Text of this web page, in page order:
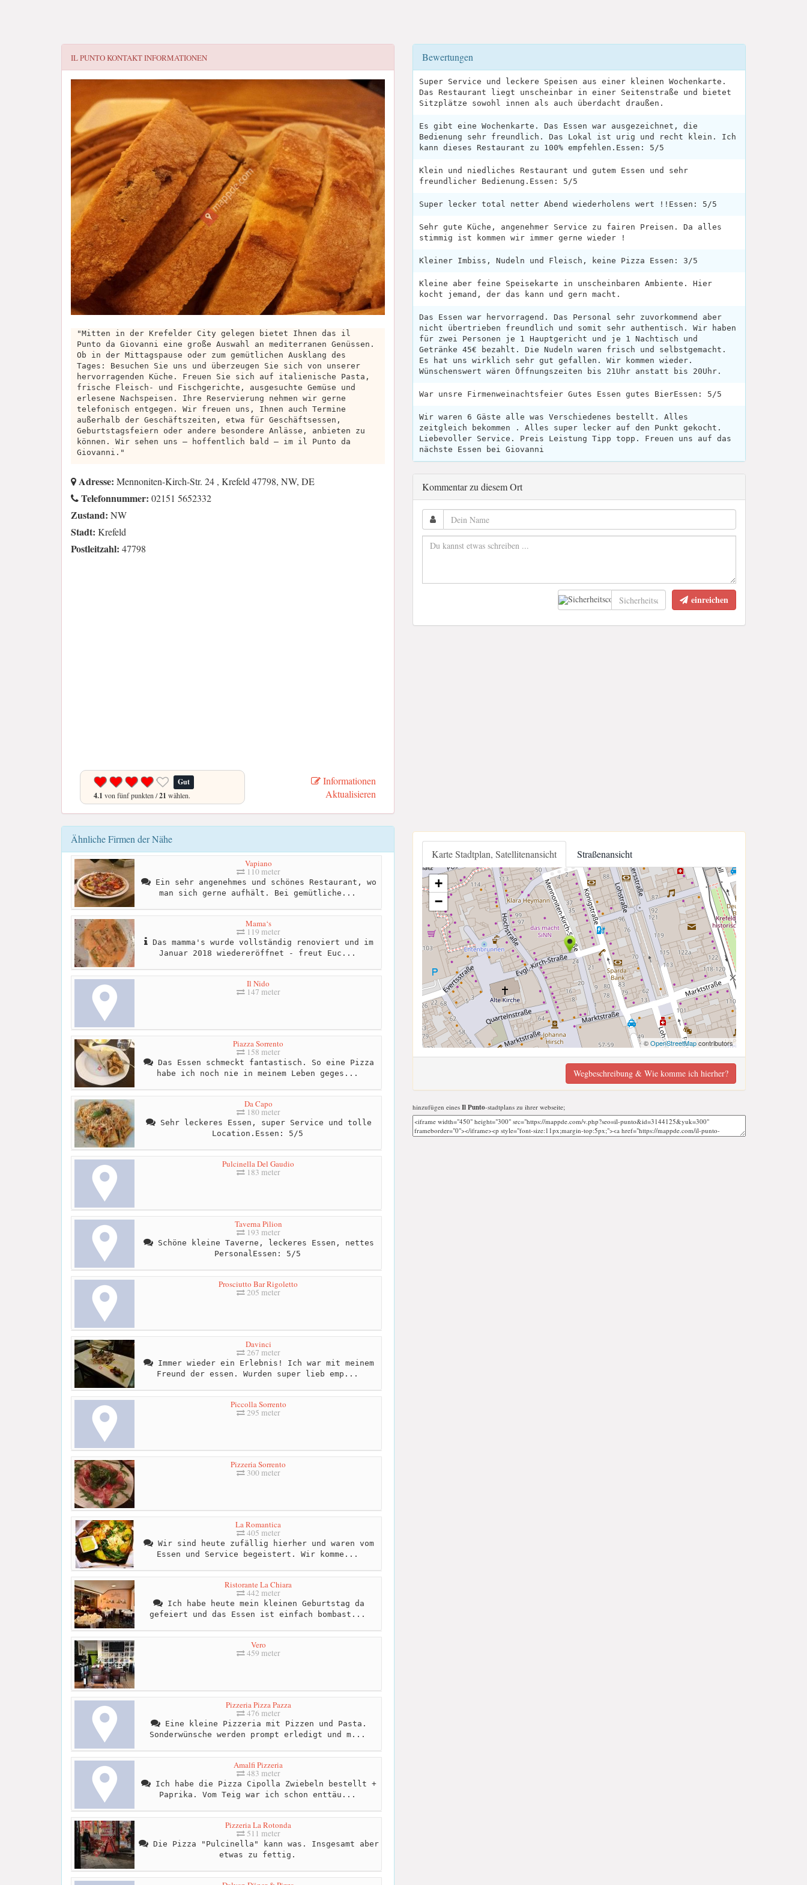
IL PUNTOKONTAKT INFORMATIONEN
"Mitten in der Krefelder City gelegen bietet Ihnen das il
Punto da Giovanni eine große Auswahl an mediterranen Genüssen.
Ob in der Mittagspause oder zum gemütlichen Ausklang des
Tages: Besuchen Sie uns und überzeugen Sie sich von unserer
hervorragenden Küche. Freuen Sie sich auf italienische Pasta,
frische Fleisch- und Fischgerichte, ausgesuchte Gemüse und
erlesene Nachspeisen. Ihre Reservierung nehmen wir gerne
telefonisch entgegen. Wir freuen uns, Ihnen auch Termine
außerhalb der Geschäftszeiten, etwa für Geschäftsessen,
Geburtstagsfeiern oder andere besondere Anlässe, anbieten zu
können. Wir sehen uns – hoffentlich bald – im il Punto da
Giovanni."
Adresse: Mennoniten-Kirch-Str. 24 , Krefeld 47798, NW, DE
Telefonnummer: 02151 5652332
Zustand: NW
Stadt: Krefeld
Postleitzahl: 47798
Gut
4.1 von fünf punkten /21 wählen.
Informationen
Aktualisieren
Ähnliche Firmen der Nähe
Vapiano
110 meter
Ein sehr angenehmes und schönes Restaurant, wo
man sich gerne aufhält. Bei gemütliche...
Mama‘s
119 meter
Das mamma's wurde vollständig renoviert und im
Januar 2018 wiedereröffnet - freut Euc...
Il Nido
147 meter
Piazza Sorrento
158 meter
Das Essen schmeckt fantastisch. So eine Pizza
habe ich noch nie in meinem Leben geges...
Da Capo
180 meter
Sehr leckeres Essen, super Service und tolle
Location.Essen: 5/5
Pulcinella Del Gaudio
183 meter
Taverna Pilion
193 meter
Schöne kleine Taverne, leckeres Essen, nettes
PersonalEssen: 5/5
Prosciutto Bar Rigoletto
205 meter
Davinci
267 meter
Immer wieder ein Erlebnis! Ich war mit meinem
Freund der essen. Wurden super lieb emp...
Piccolla Sorrento
295 meter
Pizzeria Sorrento
300 meter
La Romantica
405 meter
Wir sind heute zufällig hierher und waren vom
Essen und Service begeistert. Wir komme...
Ristorante La Chiara
442 meter
Ich habe heute mein kleinen Geburtstag da
gefeiert und das Essen ist einfach bombast...
Vero
459 meter
Pizzeria Pizza Pazza
476 meter
Eine kleine Pizzeria mit Pizzen und Pasta.
Sonderwünsche werden prompt erledigt und m...
Amalfi Pizzeria
483 meter
Ich habe die Pizza Cipolla Zwiebeln bestellt +
Paprika. Vom Teig war ich schon enttäu...
Pizzeria La Rotonda
511 meter
Die Pizza "Pulcinella" kann was. Insgesamt aber
etwas zu fettig.
Bewertungen
Super Service und leckere Speisen aus einer kleinen Wochenkarte.
Das Restaurant liegt unscheinbar in einer Seitenstraße und bietet
Sitzplätze sowohl innen als auch überdacht draußen.
Es gibt eine Wochenkarte. Das Essen war ausgezeichnet, die
Bedienung sehr freundlich. Das Lokal ist urig und recht klein. Ich
kann dieses Restaurant zu 100% empfehlen.Essen: 5/5
Klein und niedliches Restaurant und gutem Essen und sehr
freundlicher Bedienung.Essen: 5/5
Super lecker total netter Abend wiederholens wert !!Essen: 5/5
Sehr gute Küche, angenehmer Service zu fairen Preisen. Da alles
stimmig ist kommen wir immer gerne wieder !
Kleiner Imbiss, Nudeln und Fleisch, keine Pizza Essen: 3/5
Kleine aber feine Speisekarte in unscheinbaren Ambiente. Hier
kocht jemand, der das kann und gern macht.
Das Essen war hervorragend. Das Personal sehr zuvorkommend aber
nicht übertrieben freundlich und somit sehr authentisch. Wir haben
für zwei Personen je 1 Hauptgericht und je 1 Nachtisch und
Getränke 45€ bezahlt. Die Nudeln waren frisch und selbstgemacht.
Es hat uns wirklich sehr gut gefallen. Wir kommen wieder.
Wünschenswert wären Öffnungszeiten bis 21Uhr anstatt bis 20Uhr.
War unsre Firmenweinachtsfeier Gutes Essen gutes BierEssen: 5/5
Wir waren 6 Gäste alle was Verschiedenes bestellt. Alles
zeitgleich bekommen . Alles super lecker auf den Punkt gekocht.
Liebevoller Service. Preis Leistung Tipp topp. Freuen uns auf das
nächste Essen bei Giovanni
Kommentar zu diesem Ort
einreichen
Karte Stadtplan, Satellitenansicht Straßenansicht
+
−
©OpenStreetMapcontributors
Wegbeschreibung & Wie komme ich hierher?
hinzufügen eines Il Punto-stadtplans zu ihrer webseite;